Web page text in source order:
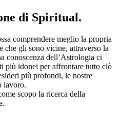
di Spiritual.
comprendere meglio la propria
che gli sono vicine, attraverso la
conoscenza dell’Astrologia ci
più idonei per affrontare tutto ciò
più profondi, le nostre
lavoro.
scopo la ricerca della